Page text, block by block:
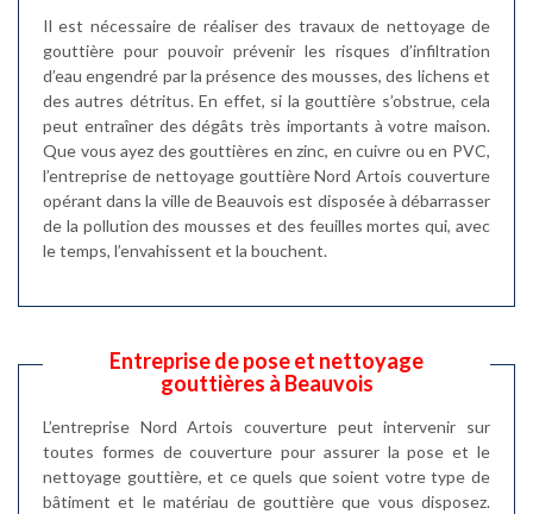
Il est nécessaire de réaliser des travaux de nettoyage de
gouttière pour pouvoir prévenir les risques d’infiltration
d’eau engendré par la présence des mousses, des lichens et
des autres détritus. En effet, si la gouttière s’obstrue, cela
peut entraîner des dégâts très importants à votre maison.
Que vous ayez des gouttières en zinc, en cuivre ou en PVC,
l’entreprise de nettoyage gouttière Nord Artois couverture
opérant dans la ville de Beauvois est disposée à débarrasser
de la pollution des mousses et des feuilles mortes qui, avec
le temps, l’envahissent et la bouchent.
Entreprise de pose et nettoyage
gouttières à Beauvois
L’entreprise Nord Artois couverture peut intervenir sur
toutes formes de couverture pour assurer la pose et le
nettoyage gouttière, et ce quels que soient votre type de
bâtiment et le matériau de gouttière que vous disposez.